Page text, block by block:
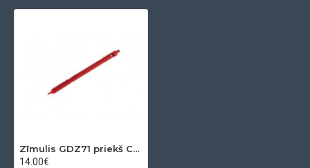
Zīmulis GDZ71 priekš CS20 un TS16/TS/MS60
14.00€